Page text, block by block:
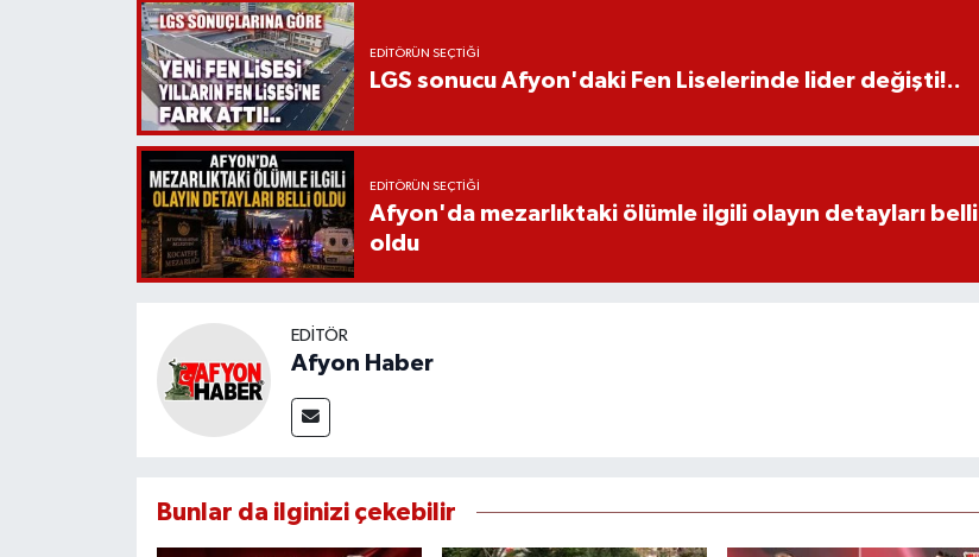
EDITÖRÜN SEÇTIĞI
LGS sonucu Afyon'daki Fen Liselerinde lider değişti!..
EDITÖRÜN SEÇTIĞI
Afyon'da mezarlıktaki ölümle ilgili olayın detayları belli
oldu
EDITÖR
Afyon Haber
Bunlar da ilginizi çekebilir